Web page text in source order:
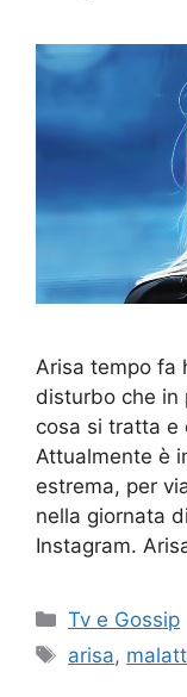
Arisa tempo fa
disturbo che in
cosa si tratta e
Attualmente è
estrema, per
nella giornata
Instagram.
Categorie
Tv e Gossip
Tag
arisa,